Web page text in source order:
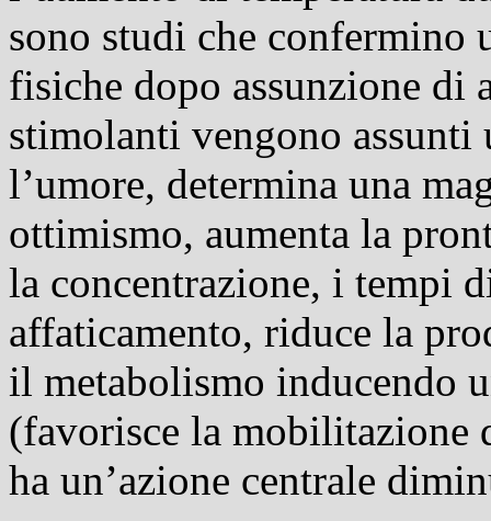
sono studi che confermino
fisiche dopo assunzione di
stimolanti vengono assunti
l’umore, determina una
ottimismo, aumenta la
la concentrazione, i tempi
affaticamento, riduce la
il metabolismo inducendo
(favorisce la mobilitazione
ha un’azione centrale